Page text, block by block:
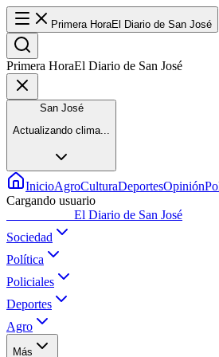
Primera HoraEl Diario de San José
Primera HoraEl Diario de San José
San José
Actualizando clima...
InicioAgroCulturaDeportesOpinión
Cargando usuario
El Diario de San José
Sociedad
Política
Policiales
Deportes
Agro
Más